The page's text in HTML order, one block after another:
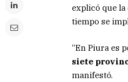
explicó que
tiempo se
“En Piura es
siete
manifestó.